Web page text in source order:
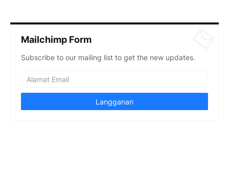
Mailchimp Form
Subscribe to our mailing list to get the new updates.